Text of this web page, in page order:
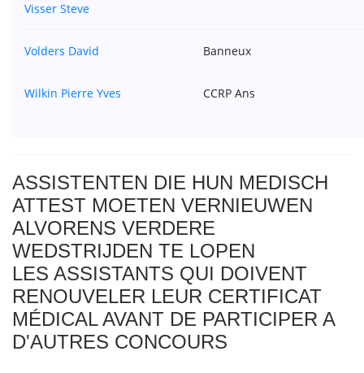
Visser Steve
Volders David Banneux
Wilkin Pierre Yves CCRP Ans
ASSISTENTEN DIE HUN MEDISCH
ATTEST MOETEN VERNIEUWEN
ALVORENS VERDERE
WEDSTRIJDEN TE LOPEN
LES ASSISTANTS QUI DOIVENT
RENOUVELER LEUR CERTIFICAT
MÉDICAL AVANT DE PARTICIPER A
D'AUTRES CONCOURS